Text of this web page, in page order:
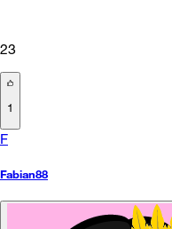
23
1
F
Fabian88